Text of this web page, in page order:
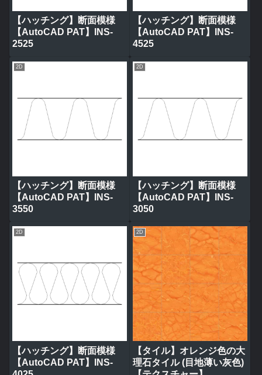
【ハッチング】断面模様
【AutoCAD PAT】INS-
2525
【ハッチング】断面模様
【AutoCAD PAT】INS-
4525
2D
【ハッチング】断面模様
【AutoCAD PAT】INS-
3550
2D
【ハッチング】断面模様
【AutoCAD PAT】INS-
3050
2D
【ハッチング】断面模様
【AutoCAD PAT】INS-
2D
【タイル】オレンジ色の大
理石タイル (目地薄い灰色)